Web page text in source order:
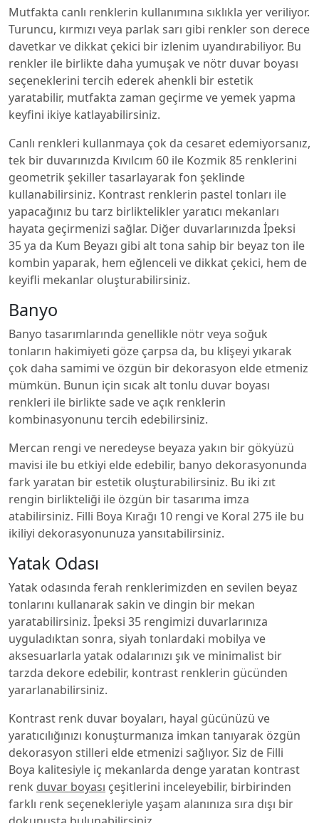
Mutfakta canlı renklerin kullanımına sıklıkla yer veriliyor.
Turuncu, kırmızı veya parlak sarı gibi renkler son derece
davetkar ve dikkat çekici bir izlenim uyandırabiliyor. Bu
renkler ile birlikte daha yumuşak ve nötr duvar boyası
seçeneklerini tercih ederek ahenkli bir estetik
yaratabilir, mutfakta zaman geçirme ve yemek yapma
keyfini ikiye katlayabilirsiniz.
Canlı renkleri kullanmaya çok da cesaret edemiyorsanız,
tek bir duvarınızda Kıvılcım 60 ile Kozmik 85 renklerini
geometrik şekiller tasarlayarak fon şeklinde
kullanabilirsiniz. Kontrast renklerin pastel tonları ile
yapacağınız bu tarz birliktelikler yaratıcı mekanları
hayata geçirmenizi sağlar. Diğer duvarlarınızda İpeksi
35 ya da Kum Beyazı gibi alt tona sahip bir beyaz ton ile
kombin yaparak, hem eğlenceli ve dikkat çekici, hem de
keyifli mekanlar oluşturabilirsiniz.
Banyo
Banyo tasarımlarında genellikle nötr veya soğuk
tonların hakimiyeti göze çarpsa da, bu klişeyi yıkarak
çok daha samimi ve özgün bir dekorasyon elde etmeniz
mümkün. Bunun için sıcak alt tonlu duvar boyası
renkleri ile birlikte sade ve açık renklerin
kombinasyonunu tercih edebilirsiniz.
Mercan rengi ve neredeyse beyaza yakın bir gökyüzü
mavisi ile bu etkiyi elde edebilir, banyo dekorasyonunda
fark yaratan bir estetik oluşturabilirsiniz. Bu iki zıt
rengin birlikteliği ile özgün bir tasarıma imza
atabilirsiniz. Filli Boya Kırağı 10 rengi ve Koral 275 ile bu
ikiliyi dekorasyonunuza yansıtabilirsiniz.
Yatak Odası
Yatak odasında ferah renklerimizden en sevilen beyaz
tonlarını kullanarak sakin ve dingin bir mekan
yaratabilirsiniz. İpeksi 35 rengimizi duvarlarınıza
uyguladıktan sonra, siyah tonlardaki mobilya ve
aksesuarlarla yatak odalarınızı şık ve minimalist bir
tarzda dekore edebilir, kontrast renklerin gücünden
yararlanabilirsiniz.
Kontrast renk duvar boyaları, hayal gücünüzü ve
yaratıcılığınızı konuşturmanıza imkan tanıyarak özgün
dekorasyon stilleri elde etmenizi sağlıyor. Siz de Filli
Boya kalitesiyle iç mekanlarda denge yaratan kontrast
renk duvar boyası çeşitlerini inceleyebilir, birbirinden
farklı renk seçenekleriyle yaşam alanınıza sıra dışı bir